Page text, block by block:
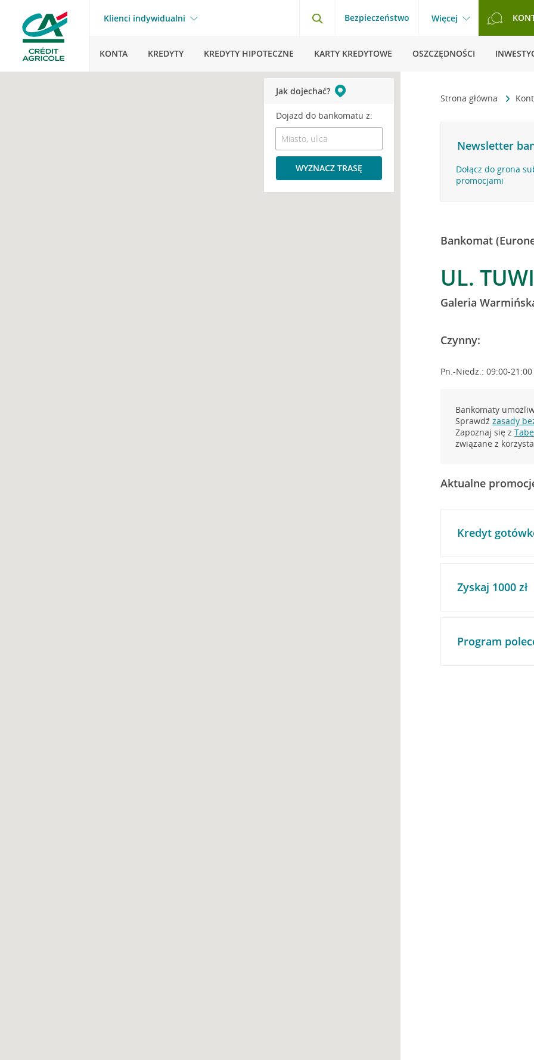
Klienci indywidualni Bezpieczeństwo Więcej
KONTA KREDYTY KREDYTY HIPOTECZNE KARTY KREDYTOWE OSZCZĘDNOŚCI
Strona główna
Newsletter
Dołącz do grona
promocjami
Bankomat
UL.
Galeria
Czynny:
Pn.-Niedz.: 09:00-21:00
Bankomaty
Sprawdźzasady
Zapoznaj się z
związane z
Aktualne
Kredyt
Zyskaj 1000 zł
Program
Jak dojechać?
Dojazd do bankomatu z:
WYZNACZ TRASĘ